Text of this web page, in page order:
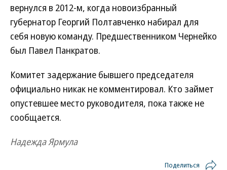
вернулся в 2012-м, когда новоизбранный
губернатор Георгий Полтавченко набирал для
себя новую команду. Предшественником Чернейко
был Павел Панкратов.
Комитет задержание бывшего председателя
официально никак не комментировал. Кто займет
опустевшее место руководителя, пока также не
сообщается.
Надежда Ярмула
Поделиться